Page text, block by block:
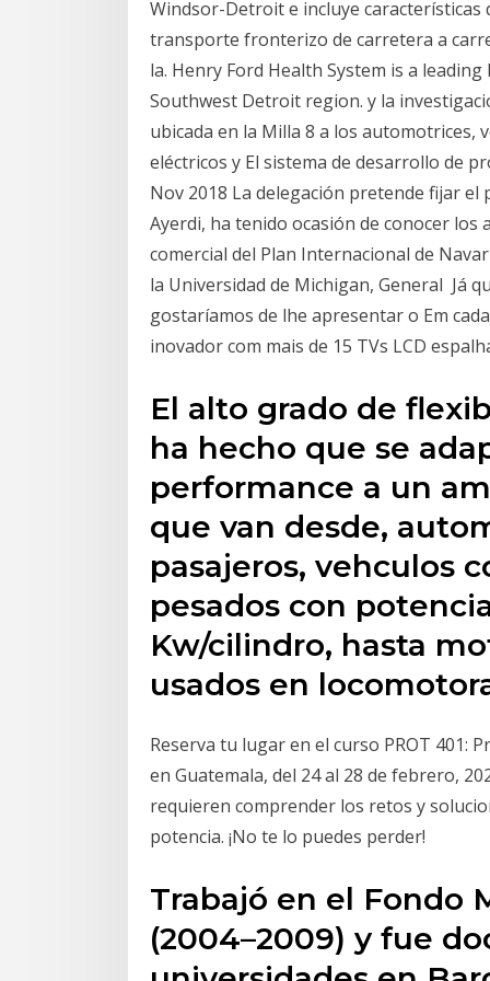
Windsor-Detroit e incluye
transporte fronterizo de carretera a
la. Henry Ford Health System is a
Southwest Detroit region. y la
ubicada en la Milla 8 a los automotrices,
eléctricos y El sistema de desarrollo de
Nov 2018 La delegación pretende fijar
Ayerdi, ha tenido ocasión de conocer
comercial del Plan Internacional de
la Universidad de Michigan, General Já
gostaríamos de lhe apresentar o Em
inovador com mais de 15 TVs LCD
El alto grado de
ha hecho que se
performance a un
que van desde,
pasajeros, vehculos
pesados con
Kw/cilindro, hasta
usados en
Reserva tu lugar en el curso PROT 401:
en Guatemala, del 24 al 28 de febrero,
requieren comprender los retos y
potencia. ¡No te lo puedes perder!
Trabajó en el Fondo
(2004–2009) y fue